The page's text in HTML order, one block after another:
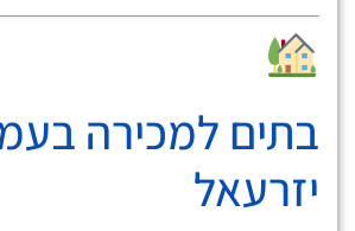
בתים למכירה
יזרעאל